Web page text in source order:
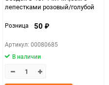
лепестками розовый/голубой
Розница 50 ₽
Артикул: 00080685
В наличии